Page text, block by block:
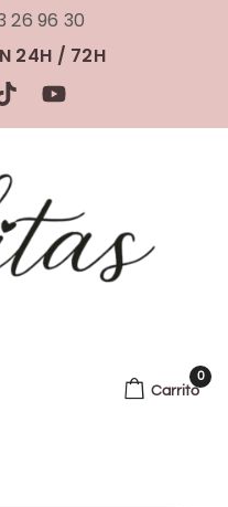
26 96 30
24H / 72H
Carrito
0